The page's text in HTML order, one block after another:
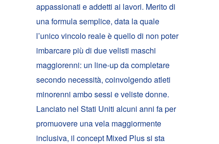
appassionati e addetti ai lavori. Merito di
una formula semplice, data la quale
l’unico vincolo reale è quello di non poter
imbarcare più di due velisti maschi
maggiorenni: un line-up da completare
secondo necessità, coinvolgendo atleti
minorenni ambo sessi e veliste donne.
Lanciato nel Stati Uniti alcuni anni fa per
promuovere una vela maggiormente
inclusiva, il concept Mixed Plus si sta